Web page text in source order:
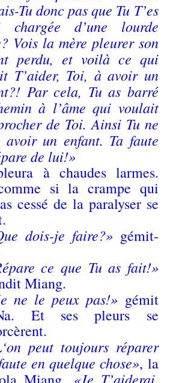
Tu donc pas que Tu T’es
chargée d’une lourde
Vois la mère pleurer son
perdu, et voilà ce qui
T’aider, Toi, à avoir un
Par cela, Tu as barré
à l’âme qui voulait
de Toi. Ainsi Tu ne
avoir un enfant. Ta faute
de lui!»
à chaudes larmes.
si la crampe qui
cessé de la paralyser se
dois-je faire?»gémit-
ce que Tu as fait!»
Miang.
ne le peux pas!» gémit
Et ses pleurs se
peut toujours réparer
en quelque chose», la
«Je T’aiderai,